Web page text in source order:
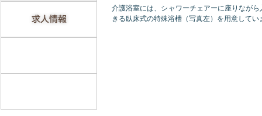
介護浴室には、シャワーチェアーに座りなが
きる臥床式の特殊浴槽（写真左）を用意してい